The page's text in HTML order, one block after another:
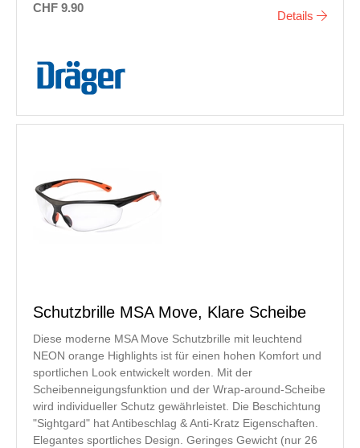
CHF 9.90
Details
Schutzbrille MSA Move, Klare Scheibe
Diese moderne MSA Move Schutzbrille mit leuchtend
NEON orange Highlights ist für einen hohen Komfort und
sportlichen Look entwickelt worden. Mit der
Scheibenneigungsfunktion und der Wrap-around-Scheibe
wird individueller Schutz gewährleistet. Die Beschichtung
"Sightgard" hat Antibeschlag & Anti-Kratz Eigenschaften.
Elegantes sportliches Design. Geringes Gewicht (nur 26